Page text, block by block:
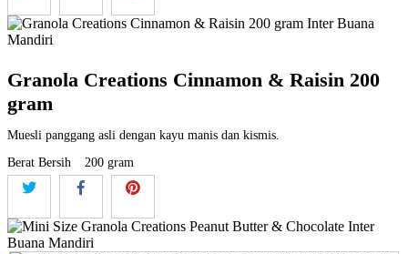
Granola Creations Cinnamon & Raisin 200
gram
Muesli panggang asli dengan kayu manis dan kismis.
Berat Bersih
200 gram